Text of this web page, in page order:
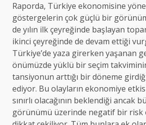
Raporda, Türkiye ekonomisine
göstergelerin çok güçlü bir
de yılın ilk çeyreğinde başlayan
ikinci çeyreğinde de devam ettiği
Türkiye’de yaza girerken yaşanan
önümüzde yüklü bir seçim
tansiyonun arttığı bir döneme
ediyor. Bu olayların ekonomiye
sınırlı olacağının beklendiği ancak
görünümü üzerinde negatif bir risk